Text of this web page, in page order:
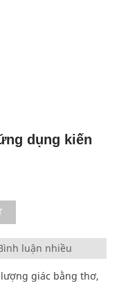
dụng kiến
luận nhiều
giác bằng thơ,